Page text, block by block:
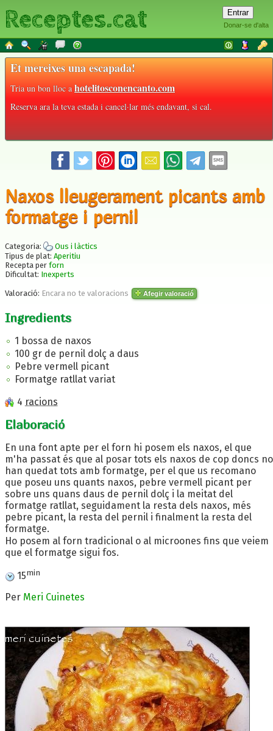
Donar-se d'alta
Receptes.cat
Et mereixes una escapada!
Tria un bon lloc ahotelitosconencanto.com
Reserva ara la teva estada i cancel·lar més endavant, si cal.
Naxos lleugerament picants amb
formatge i pernil
Categoria:
Ous i làctics
Tipus de plat: Aperitiu
Recepta per forn
Dificultat: Inexperts
Valoració: Encara no te valoracions Afegir valoració
Ingredients
1 bossa de naxos
100 gr de pernil dolç a daus
Pebre vermell picant
Formatge ratllat variat
4 racions
Elaboració
En una font apte per el forn hi posem els naxos, el que
m'ha passat és que al posar tots els naxos de cop doncs no
han quedat tots amb formatge, per el que us recomano
que poseu uns quants naxos, pebre vermell picant per
sobre uns quans daus de pernil dolç i la meitat del
formatge ratllat, seguidament la resta dels naxos, més
pebre picant, la resta del pernil i finalment la resta del
formatge.
Ho posem al forn tradicional o al microones fins que veiem
que el formatge sigui fos.
15min
Per Meri Cuinetes